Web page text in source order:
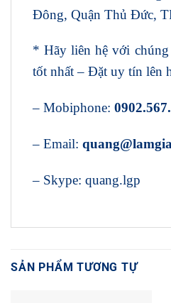
Đông, Quận Thủ Đức,
* Hãy liên hệ với
tốt nhất – Đặt uy tín lên
– Mobiphone:
– Email:
– Skype: quang.lgp
SẢN PHẨM TƯƠNG TỰ